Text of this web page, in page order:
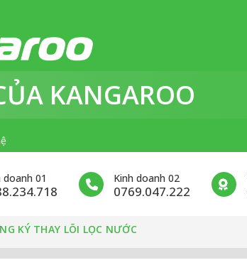
KANGAROO
doanh 01 Kinh doanh 02
0769.047.222
KÝ THAY LÕI LỌC NƯỚC